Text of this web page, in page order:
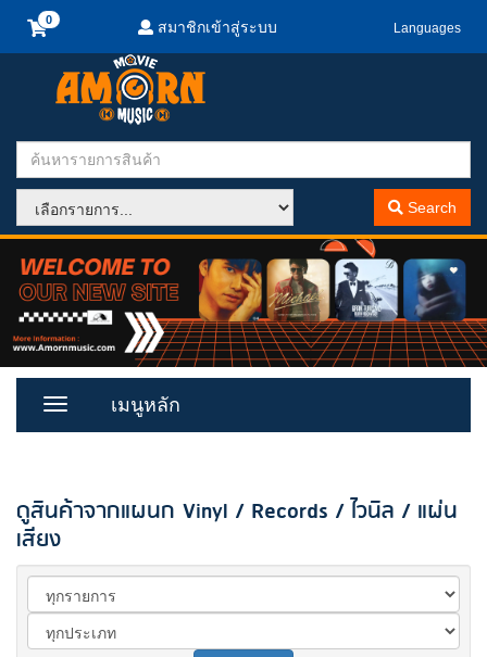
สมาชิกเข้าสู่ระบบ Languages
Search
Toggle
เมนูหลัก
ดูสินค้าจากแผนก Vinyl / Records / ไวนิล / แผ่น
เสียง